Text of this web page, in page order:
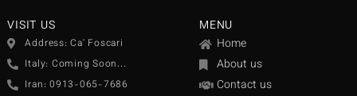
MENU
Home
About us
Contact us
VISIT US
Address: Ca' Foscari
Italy: Coming Soon...
Iran: 0913-065-7686